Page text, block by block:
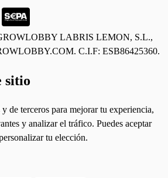
LABRIS LEMON, S.L.,
C.I.F: ESB86425360.
sitio
de terceros para mejorar tu experiencia,
y analizar el tráfico. Puedes aceptar
tu elección.